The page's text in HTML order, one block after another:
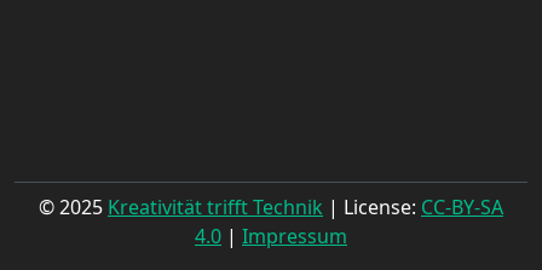
© 2025 Kreativität trifft Technik | License: CC-BY-SA
4.0 | Impressum